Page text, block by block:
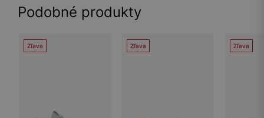
Podobné produkty
Zľava Zľava Zľava